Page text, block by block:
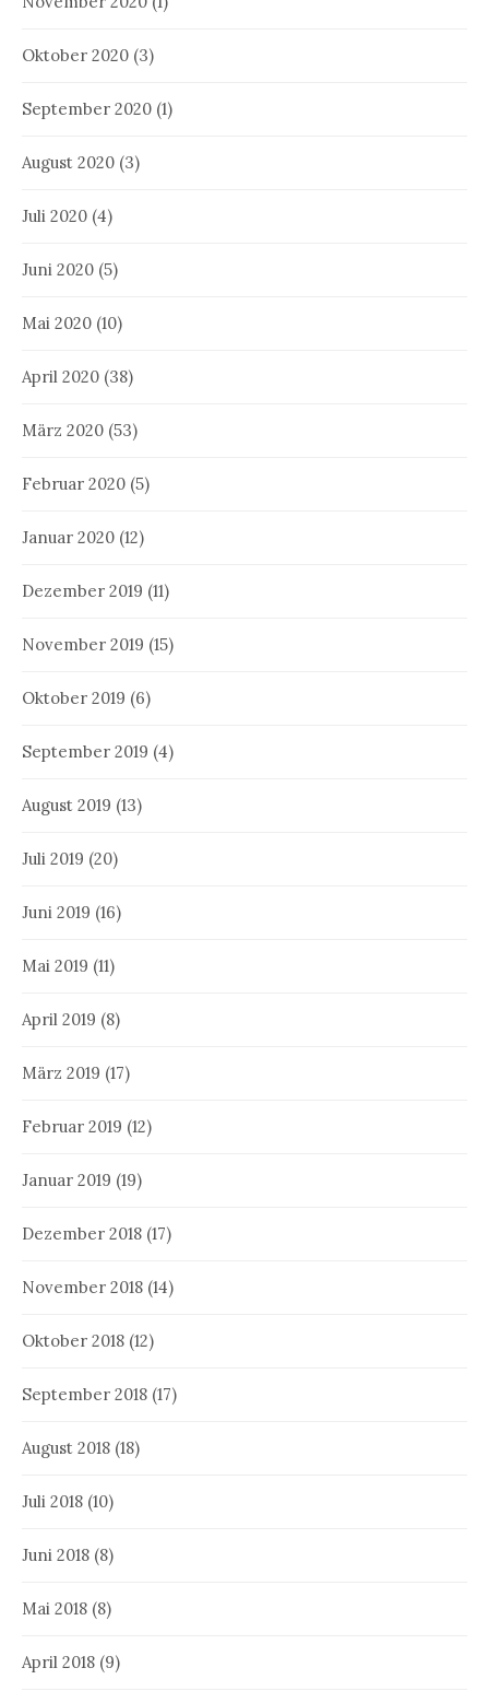
Oktober 2020 (3)
September 2020 (1)
August 2020 (3)
Juli 2020 (4)
Juni 2020 (5)
Mai 2020 (10)
April 2020 (38)
März 2020 (53)
Februar 2020 (5)
Januar 2020 (12)
Dezember 2019 (11)
November 2019 (15)
Oktober 2019 (6)
September 2019 (4)
August 2019 (13)
Juli 2019 (20)
Juni 2019 (16)
Mai 2019 (11)
April 2019 (8)
März 2019 (17)
Februar 2019 (12)
Januar 2019 (19)
Dezember 2018 (17)
November 2018 (14)
Oktober 2018 (12)
September 2018 (17)
August 2018 (18)
Juli 2018 (10)
Juni 2018 (8)
Mai 2018 (8)
April 2018 (9)